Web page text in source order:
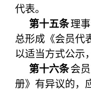
代表。
第十五条理
总形成《会员代
以适当方式公示
第十六条会
册》有异议的，